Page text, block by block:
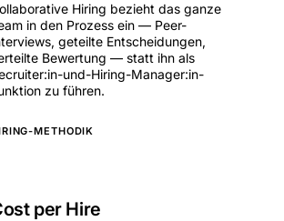
Hiring bezieht das ganze
in den Prozess ein — Peer-
geteilte Entscheidungen,
Bewertung — statt ihn als
und-Hiring-Manager:in-
zu führen.
METHODIK
per Hire